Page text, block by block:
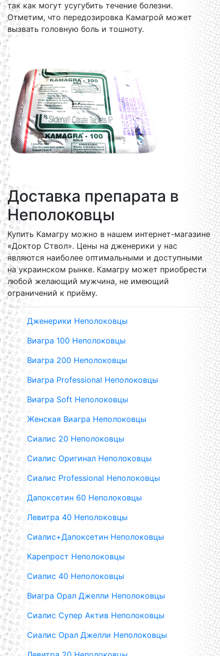
так как могут усугубить течение болезни.
Отметим, что передозировка Камагрой может
вызвать головную боль и тошноту.
Доставка препарата в
Неполоковцы
Купить Камагру можно в нашем интернет-магазине
«Доктор Ствол». Цены на дженерики у нас
являются наиболее оптимальными и доступными
на украинском рынке. Камагру может приобрести
любой желающий мужчина, не имеющий
ограничений к приёму.
Дженерики Неполоковцы
Виагра 100 Неполоковцы
Виагра 200 Неполоковцы
Виагра Professional Неполоковцы
Виагра Soft Неполоковцы
Женская Виагра Неполоковцы
Сиалис 20 Неполоковцы
Сиалис Оригинал Неполоковцы
Сиалис Professional Неполоковцы
Дапоксетин 60 Неполоковцы
Левитра 40 Неполоковцы
Сиалис+Дапоксетин Неполоковцы
Карепрост Неполоковцы
Сиалис 40 Неполоковцы
Виагра Орал Джелли Неполоковцы
Сиалис Супер Актив Неполоковцы
Сиалис Орал Джелли Неполоковцы